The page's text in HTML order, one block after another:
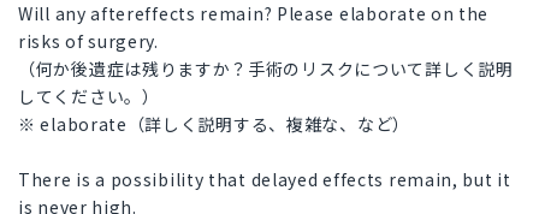
Will any aftereffects remain? Please elaborate on the
risks of surgery.
（何か後遺症は残りますか？手術のリスクについて詳しく説明
してください。）
※ elaborate（詳しく説明する、複雑な、など）
There is a possibility that delayed effects remain, but it
is never high.